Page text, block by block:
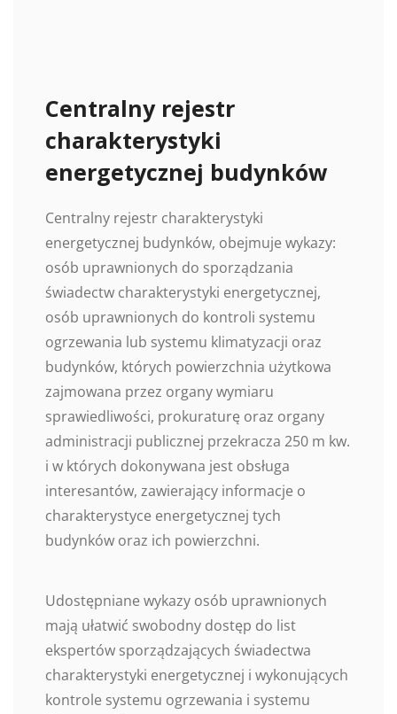
Centralny rejestr
charakterystyki
energetycznej budynków
Centralny rejestr charakterystyki
energetycznej budynków, obejmuje wykazy:
osób uprawnionych do sporządzania
świadectw charakterystyki energetycznej,
osób uprawnionych do kontroli systemu
ogrzewania lub systemu klimatyzacji oraz
budynków, których powierzchnia użytkowa
zajmowana przez organy wymiaru
sprawiedliwości, prokuraturę oraz organy
administracji publicznej przekracza 250 m kw.
i w których dokonywana jest obsługa
interesantów, zawierający informacje o
charakterystyce energetycznej tych
budynków oraz ich powierzchni.
Udostępniane wykazy osób uprawnionych
mają ułatwić swobodny dostęp do list
ekspertów sporządzających świadectwa
charakterystyki energetycznej i wykonujących
kontrole systemu ogrzewania i systemu